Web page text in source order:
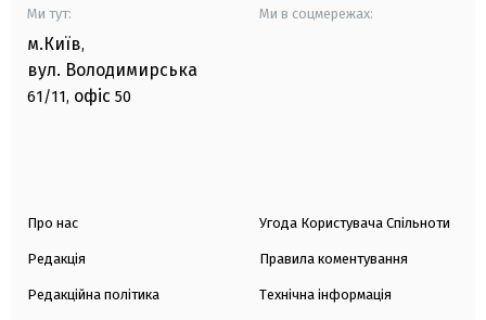
Ми тут:
м.Київ,
вул. Володимирська
61/11, офіс 50
Ми в соцмережах:
Про нас
Редакція
Редакційна політика
Угода Користувача Спільноти
Правила коментування
Технічна інформація